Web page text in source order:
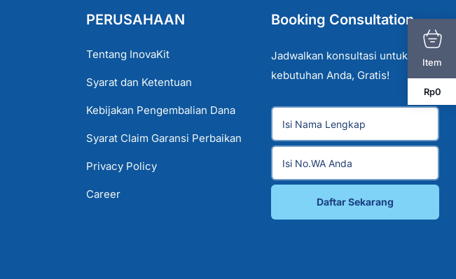
PERUSAHAAN
Tentang InovaKit
Syarat dan Ketentuan
Kebijakan Pengembalian Dana
Syarat Claim Garansi Perbaikan
Privacy Policy
Career
Booking Consultation
Jadwalkan konsultasi untuk
kebutuhan Anda, Gratis!
Daftar Sekarang
Item
Rp0